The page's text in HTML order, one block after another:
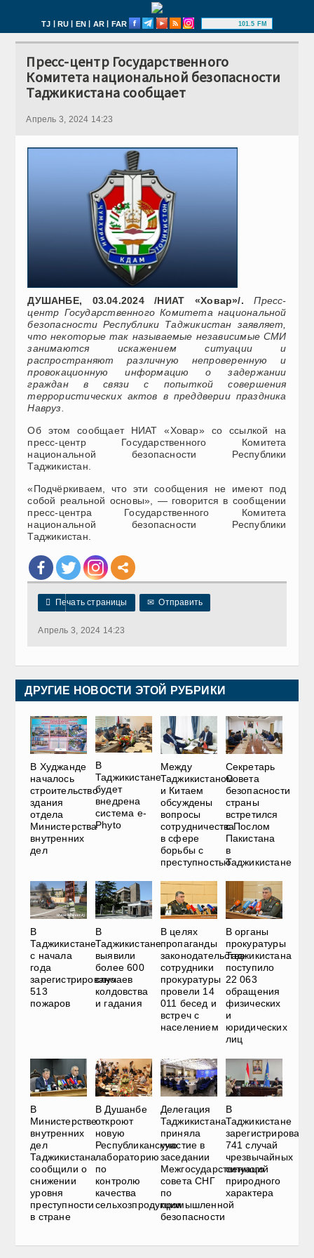
TJ | RU | EN | AR | FAR 101.5 FM
Пресс-центр Государственного
Комитета национальной безопасности
Таджикистана сообщает
Апрель 3, 2024 14:23
ДУШАНБЕ, 03.04.2024 /НИАТ «Ховар»/.
Пресс-
центр Государственного Комитета национальной
безопасности Республики Таджикистан заявляет,
что некоторые так называемые независимые СМИ
занимаются искажением ситуации и
распространяют различную непроверенную и
провокационную информацию о задержании
граждан в связи с попыткой совершения
террористических актов в преддверии праздника
Навруз.
Об этом сообщает НИАТ «Ховар» со ссылкой на
пресс-центр Государственного Комитета
национальной безопасности Республики
Таджикистан.
«Подчёркиваем, что эти сообщения не имеют под
собой реальной основы», — говорится в сообщении
пресс-центра Государственного Комитета
национальной безопасности Республики
Таджикистан.
 Печать страницы ✉ Отправить
Апрель 3, 2024 14:23
ДРУГИЕ НОВОСТИ ЭТОЙ РУБРИКИ
В Худжанде
началось
строительство
здания
отдела
Министерства
внутренних
дел
В
Таджикистане
будет
внедрена
система e-
Phyto
Между
Таджикистаном
и Китаем
обсуждены
вопросы
сотрудничества
в сфере
борьбы с
преступностью
Секретарь
Совета
безопасности
страны
встретился
с Послом
Пакистана
в
Таджикистане
В
Таджикистане
с начала
года
зарегистрировано
513
пожаров
В
Таджикистане
выявили
более 600
случаев
колдовства
и гадания
В целях
пропаганды
законодательства
сотрудники
прокуратуры
провели 14
011 бесед и
встреч с
населением
В органы
прокуратуры
Таджикистана
поступило
22 063
обращения
физических
и
юридических
лиц
В
Министерстве
внутренних
дел
Таджикистана
сообщили о
снижении
уровня
преступности
в стране
В Душанбе
откроют
новую
Республиканскую
лабораторию
по
контролю
качества
сельхозпродукции
Делегация
Таджикистана
приняла
участие в
заседании
Межгосударственного
совета СНГ
по
промышленной
безопасности
В
Таджикистане
зарегистрировали
741 случай
чрезвычайных
ситуаций
природного
характера